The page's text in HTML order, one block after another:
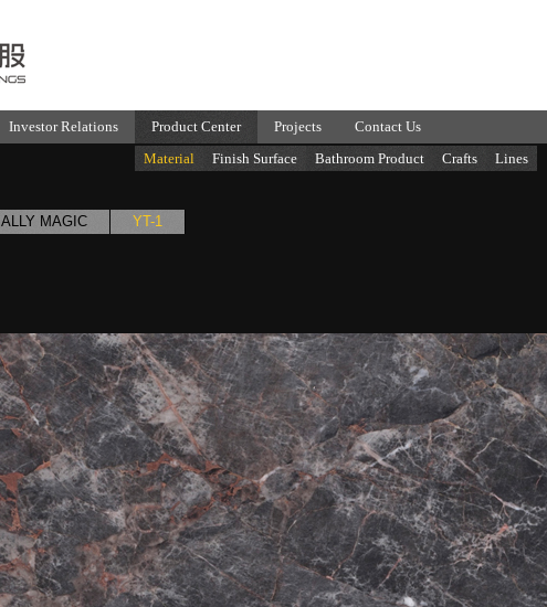
Investor Relations
Product Center
Material
Finish Surface Bathroom Product Crafts Lines
Projects Contact Us
ALLY MAGIC YT-1